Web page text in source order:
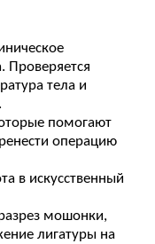
Проверяется
тела и
помогают
операцию
в искусственный
мошонки,
лигатуры на